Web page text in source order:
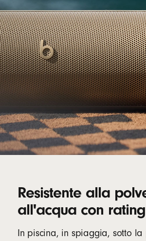
Resistente alla
all'acqua con
In piscina, in spiaggia, sotto